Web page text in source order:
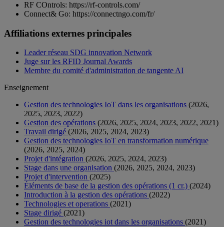
RF COntrols: https://rf-controls.com/
Connect& Go: https://connectngo.com/fr/
Affiliations externes principales
Leader réseau SDG innovation Network
Juge sur les RFID Journal Awards
Membre du comité d'administration de tangente AI
Enseignement
Gestion des technologies IoT dans les organisations (2026,
2025, 2023, 2022)
Gestion des opérations (2026, 2025, 2024, 2023, 2022, 2021)
Travail dirigé (2026, 2025, 2024, 2023)
Gestion des technologies IoT en transformation numérique
(2026, 2025, 2024)
Projet d'intégration (2026, 2025, 2024, 2023)
Stage dans une organisation (2026, 2025, 2024, 2023)
Projet d'intervention (2025)
Éléments de base de la gestion des opérations (1 cr.) (2024)
Introduction à la gestion des opérations (2022)
Technologies et operations (2021)
Stage dirigé (2021)
Gestion des technologies iot dans les organisations (2021)